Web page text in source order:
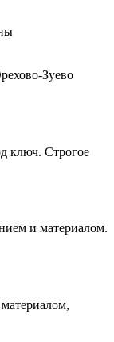
Зуево
ключ. Строгое
и материалом.